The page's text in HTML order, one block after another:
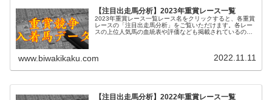
【注目出走馬分析】2023年重賞レース一覧
2023年重賞レース一覧レース名をクリックすると、各重賞
レースの「注目出走馬分析」をご覧いただけます。各レー
スの上位人気馬の血統表や評価なども掲載されているの
www.biwakikaku.com 2022.11.11
【注目出走馬分析】2022年重賞レース一覧